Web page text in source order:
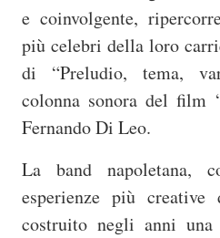
e coinvolgente,
più celebri della loro
di “Preludio, tema,
colonna sonora del film
Fernando Di Leo.
La band napoletana,
esperienze più
costruito negli anni